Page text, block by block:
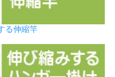
る伸縮竿